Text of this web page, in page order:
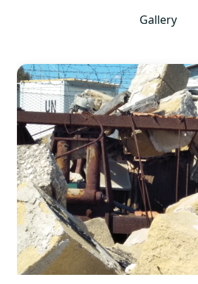
Gallery